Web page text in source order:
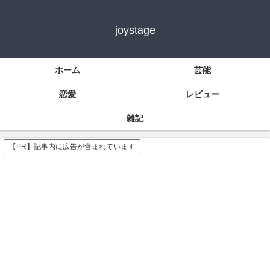
joystage
ホーム 芸能
恋愛 レビュー
雑記
【PR】記事内に広告が含まれています